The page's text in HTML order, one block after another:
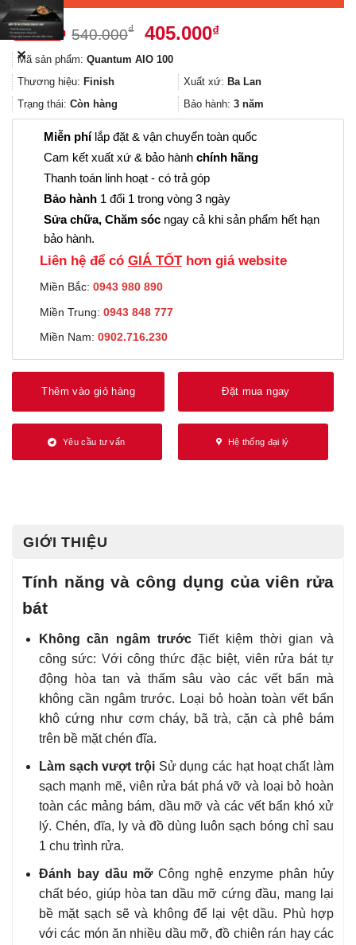
540.000₫
Giá
là:
540.000₫.
405.000₫Giá
là:
405.000₫.
Mã sản phẩm: Quantum AIO 100
Thương hiệu: Finish Xuất xứ: Ba Lan
Trạng thái: Còn hàng Bảo hành: 3 năm
Miễn phílắp đặt & vận chuyển toàn quốc
Cam kết xuất xứ & bảo hành chính hãng
Thanh toán linh hoạt - có trả góp
Bảo hành 1 đổi 1 trong vòng 3 ngày
Sửa chữa, Chăm sóc ngay cả khi sản phẩm hết hạn
bảo hành.
Liên hệ để có GIÁ TỐThơn giá website
Miền Bắc: 0943 980 890
Miền Trung: 0943 848 777
Miền Nam: 0902.716.230
Thêm vào giỏ hàng Đặt mua ngay
Yêu cầu tư vấn Hệ thống đại lý
GIỚI THIỆU
Tính năng và công dụng của viên rửa
bát
Không cần ngâm trướcTiết kiệm thời gian và
công sức: Với công thức đặc biệt, viên rửa bát tự
động hòa tan và thấm sâu vào các vết bẩn mà
không cần ngâm trước. Loại bỏ hoàn toàn vết bẩn
khô cứng như cơm cháy, bã trà, cặn cà phê bám
trên bề mặt chén đĩa.
Làm sạch vượt trộiSử dụng các hạt hoạt chất làm
sạch mạnh mẽ, viên rửa bát phá vỡ và loại bỏ hoàn
toàn các mảng bám, dầu mỡ và các vết bẩn khó xử
lý. Chén, đĩa, ly và đồ dùng luôn sạch bóng chỉ sau
1 chu trình rửa.
Đánh bay dầu mỡCông nghệ enzyme phân hủy
chất béo, giúp hòa tan dầu mỡ cứng đầu, mang lại
bề mặt sạch sẽ và không để lại vệt dầu. Phù hợp
với các món ăn nhiều dầu mỡ, đồ chiên rán hay các
✕